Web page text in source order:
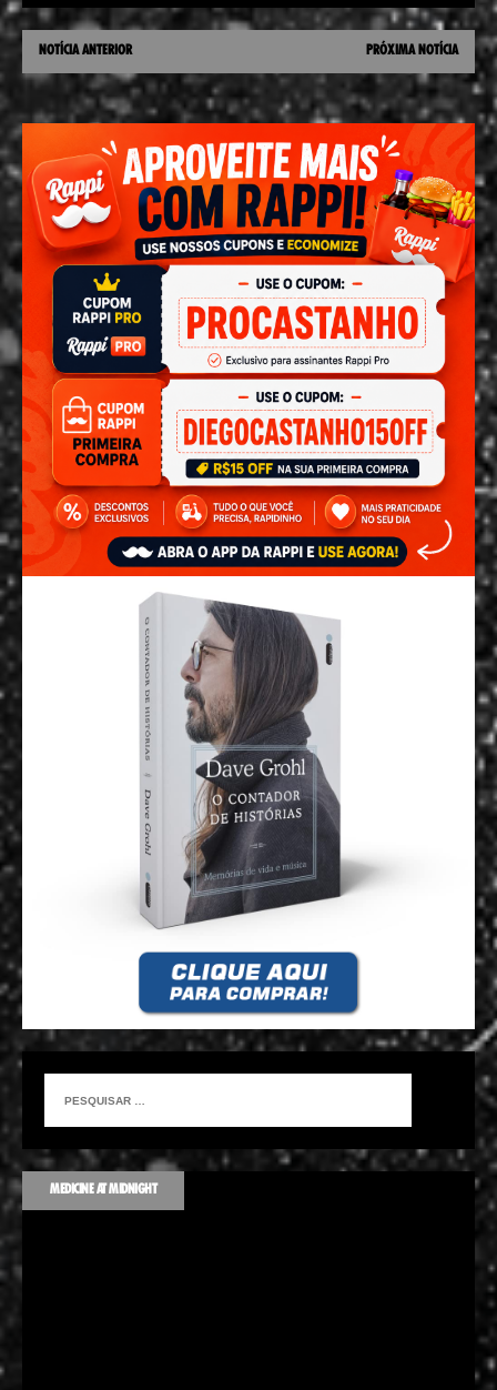
NOTÍCIA ANTERIOR PRÓXIMA NOTÍCIA
MEDICINE AT MIDNIGHT